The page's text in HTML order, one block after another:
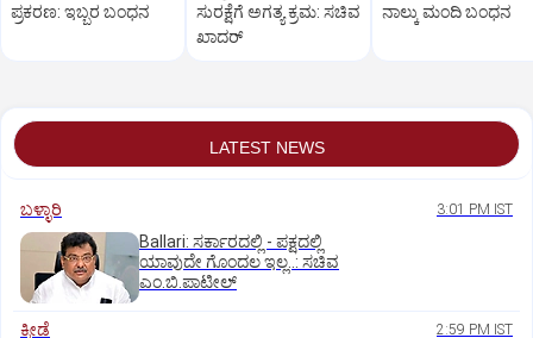
ಪ್ರಕರಣ: ಇಬ್ಬರ ಬಂಧನ
ಸುರಕ್ಷೆಗೆ ಅಗತ್ಯ ಕ್ರಮ: ಸಚಿವ
ಖಾದರ್
ನಾಲ್ಕು ಮಂದಿ ಬಂಧನ
LATEST NEWS
ಬಳ್ಳಾರಿ 3:01 PM IST
Ballari: ಸರ್ಕಾರದಲ್ಲಿ - ಪಕ್ಷದಲ್ಲಿ
ಯಾವುದೇ ಗೊಂದಲ ಇಲ್ಲ..: ಸಚಿವ
ಎಂ.ಬಿ.ಪಾಟೀಲ್
ಕ್ರೀಡೆ 2:59 PM IST